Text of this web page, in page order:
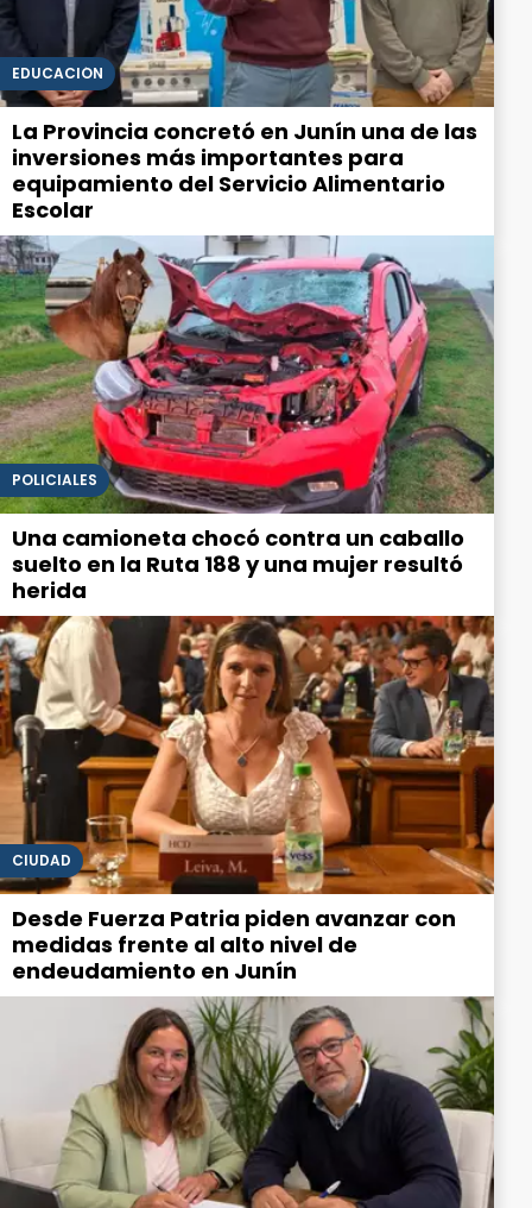
EDUCACIÓN
La Provincia concretó en Junín una de las
inversiones más importantes para
equipamiento del Servicio Alimentario
Escolar
POLICIALES
Una camioneta chocó contra un caballo
suelto en la Ruta 188 y una mujer resultó
herida
CIUDAD
Desde Fuerza Patria piden avanzar con
medidas frente al alto nivel de
endeudamiento en Junín